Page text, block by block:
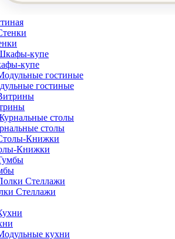
купе
гостиные
столы
Книжки
Стеллажи